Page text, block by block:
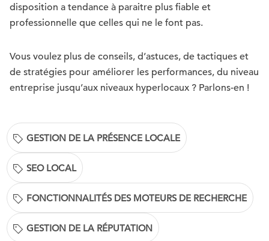
disposition a tendance à paraitre plus fiable et
professionnelle que celles qui ne le font pas.
Vous voulez plus de conseils, d’astuces, de tactiques et
de stratégies pour améliorer les performances, du niveau
entreprise jusqu’aux niveaux hyperlocaux ? Parlons-en !
GESTION DE LA PRÉSENCE LOCALE
SEO LOCAL
FONCTIONNALITÉS DES MOTEURS DE RECHERCHE
GESTION DE LA RÉPUTATION